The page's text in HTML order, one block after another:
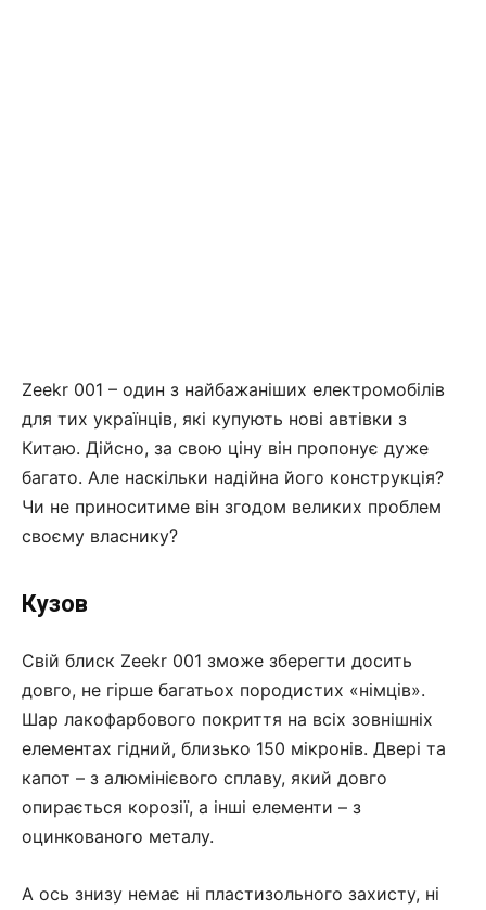
Zeekr 001 – один з найбажаніших електромобілів
для тих українців, які купують нові автівки з
Китаю. Дійсно, за свою ціну він пропонує дуже
багато. Але наскільки надійна його конструкція?
Чи не приноситиме він згодом великих проблем
своєму власнику?
Кузов
Свій блиск Zeekr 001 зможе зберегти досить
довго, не гірше багатьох породистих «німців».
Шар лакофарбового покриття на всіх зовнішніх
елементах гідний, близько 150 мікронів. Двері та
капот – з алюмінієвого сплаву, який довго
опирається корозії, а інші елементи – з
оцинкованого металу.
А ось знизу немає ні пластизольного захисту, ні